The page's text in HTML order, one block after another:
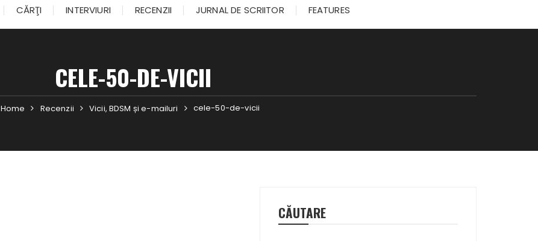
CĂRŢI INTERVIURI RECENZII JURNAL DE SCRIITOR FEATURES
CELE-50-DE-VICII
Home Recenzii Vicii, BDSM și e-mailuri cele-50-de-vicii
CĂUTARE